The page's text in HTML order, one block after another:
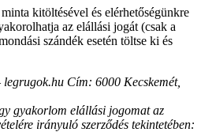
kitöltésével és elérhetőségünkre
az elállási jogát (csak a
szándék esetén töltse ki és
Cím: 6000 Kecskemét,
gyakorlom elállási jogomat az
irányuló szerződés tekintetében: